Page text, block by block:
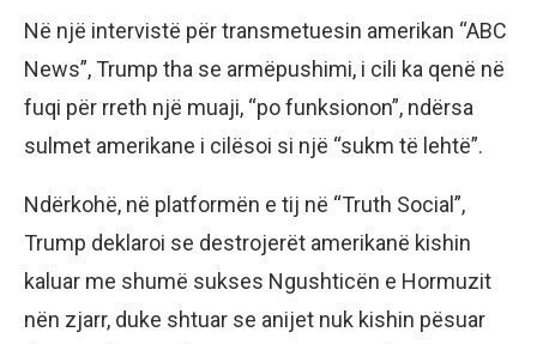
Në një intervistë për transmetuesin amerikan “ABC
News”, Trump tha se armëpushimi, i cili ka qenë në
fuqi për rreth një muaji, “po funksionon”, ndërsa
sulmet amerikane i cilësoi si një “sukm të lehtë”.
Ndërkohë, në platformën e tij në “Truth Social”,
Trump deklaroi se destrojerët amerikanë kishin
kaluar me shumë sukses Ngushticën e Hormuzit
nën zjarr, duke shtuar se anijet nuk kishin pësuar